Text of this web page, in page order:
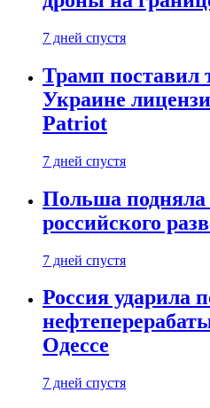
7 дней спустя
Трамп поставил
Украине
Patriot
7 дней спустя
Польша подняла
российского
7 дней спустя
Россия ударила
Одессе
7 дней спустя